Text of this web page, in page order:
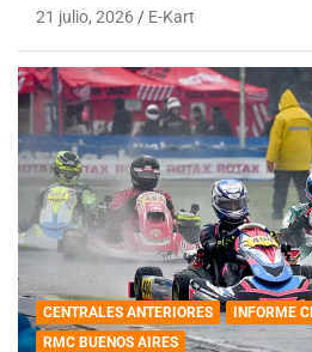
21 julio, 2026 E-Kart
CENTRALES ANTERIORES
INFORME
RMC BUENOS AIRES